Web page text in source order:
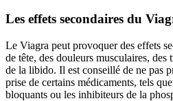
Les effets secondaires du
Le Viagra peut provoquer des effets
de tête, des douleurs musculaires, des
de la libido. Il est conseillé de ne pas
prise de certains médicaments, tels
bloquants ou les inhibiteurs de la